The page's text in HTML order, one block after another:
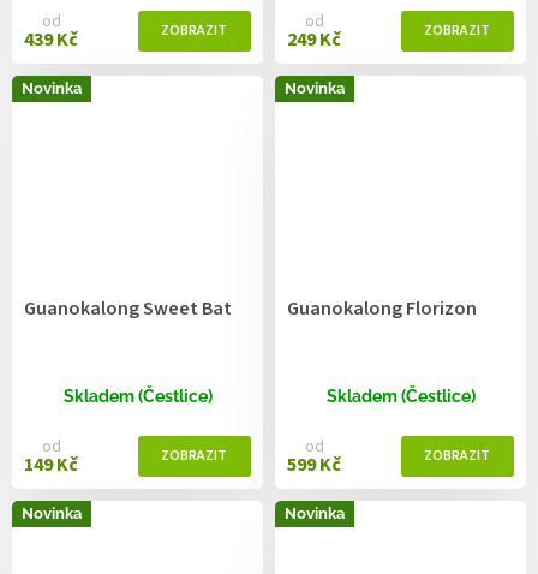
od
439 Kč
od
249 Kč
Novinka
Guanokalong Sweet Bat
Skladem (Čestlice)
od
149 Kč
Novinka
Guanokalong Florizon
Skladem (Čestlice)
od
599 Kč
Novinka Novinka